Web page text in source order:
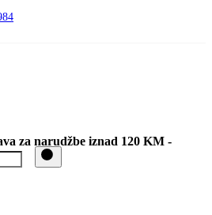
za narudžbe iznad 120 KM -